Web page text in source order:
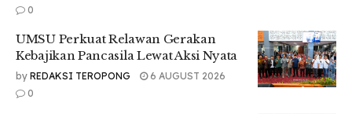
0
UMSU Perkuat Relawan Gerakan
Kebajikan Pancasila Lewat Aksi Nyata
by REDAKSI TEROPONG
6 AUGUST 2026
0